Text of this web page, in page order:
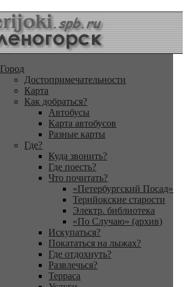
Город
Достопримечательности
Карта
Как добраться?
Автобусы
Карта автобусов
Разные карты
Где?
Куда звонить?
Где поесть?
Что почитать?
«Петербургский Посад»
Терийокские старости
Электр. библиотека
«По Случаю» (архив)
Искупаться?
Покататься на лыжах?
Где отдохнуть?
Развлечься?
Терраса